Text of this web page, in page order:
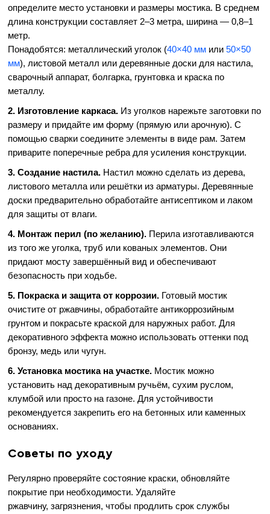
определите место установки и размеры мостика. В среднем
длина конструкции составляет 2–3 метра, ширина — 0,8–1
метр.
Понадобятся: металлический уголок (40×40 мм или50×50
мм), листовой металл или деревянные доски для настила,
сварочный аппарат, болгарка, грунтовка и краска по
металлу.
2. Изготовление каркаса. Из уголков нарежьте заготовки по
размеру и придайте им форму (прямую или арочную). С
помощью сварки соедините элементы в виде рам. Затем
приварите поперечные ребра для усиления конструкции.
3. Создание настила. Настил можно сделать из дерева,
листового металла или решётки из арматуры. Деревянные
доски предварительно обработайте антисептиком и лаком
для защиты от влаги.
4. Монтаж перил (по желанию). Перила изготавливаются
из того же уголка, труб или кованых элементов. Они
придают мосту завершённый вид и обеспечивают
безопасность при ходьбе.
5. Покраска и защита от коррозии. Готовый мостик
очистите от ржавчины, обработайте антикоррозийным
грунтом и покрасьте краской для наружных работ. Для
декоративного эффекта можно использовать оттенки под
бронзу, медь или чугун.
6. Установка мостика на участке. Мостик можно
установить над декоративным ручьём, сухим руслом,
клумбой или просто на газоне. Для устойчивости
рекомендуется закрепить его на бетонных или каменных
основаниях.
Советы по уходу
Регулярно проверяйте состояние краски, обновляйте
покрытие при необходимости. Удаляйте
ржавчину, загрязнения, чтобы продлить срок службы